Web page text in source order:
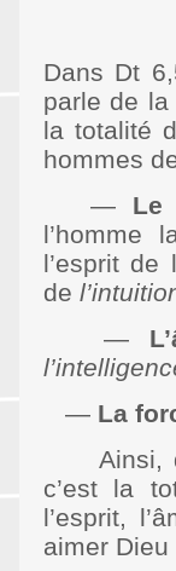
Dans Dt
parle de
la totalité
hommes
— Le
l’homme
l’esprit
de
—
— La
Ainsi,
c’est la
l’esprit,
aimer